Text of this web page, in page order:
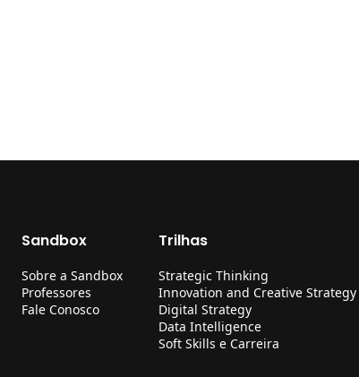
Sandbox
Sobre a Sandbox
Professores
Fale Conosco
Trilhas
Strategic Thinking
Innovation and Creative Strategy
Digital Strategy
Data Intelligence
Soft Skills e Carreira